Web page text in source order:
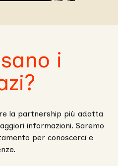
i
la partnership più adatta
informazioni. Saremo
per conoscerci e